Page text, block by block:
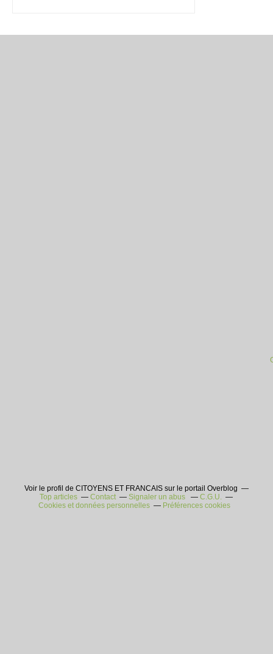
Voir le profil de CITOYENS ET FRANCAIS sur le portail Overblog
Top articles
Contact Signaler un abus
C.G.U.
Cookies et données personnelles
Préférences cookies